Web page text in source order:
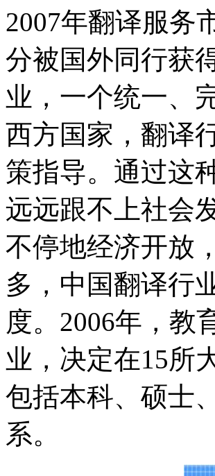
2007年翻译服务
分被国外同行获
业，一个统一、
西方国家，翻译
策指导。通过这
远远跟不上社会
不停地经济开放
多，中国翻译行
度。2006年，教
业，决定在15所
包括本科、硕士
系。